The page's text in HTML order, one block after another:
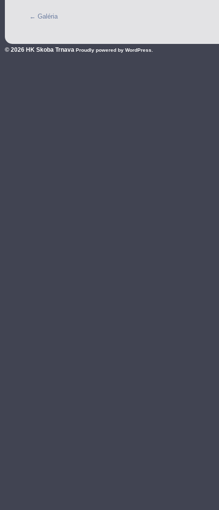
← Galéria
© 2026 HK Skoba Trnava Proudly powered by WordPress.